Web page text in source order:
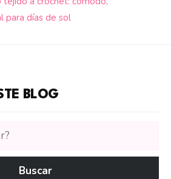
para días de sol
BLOG
Buscar